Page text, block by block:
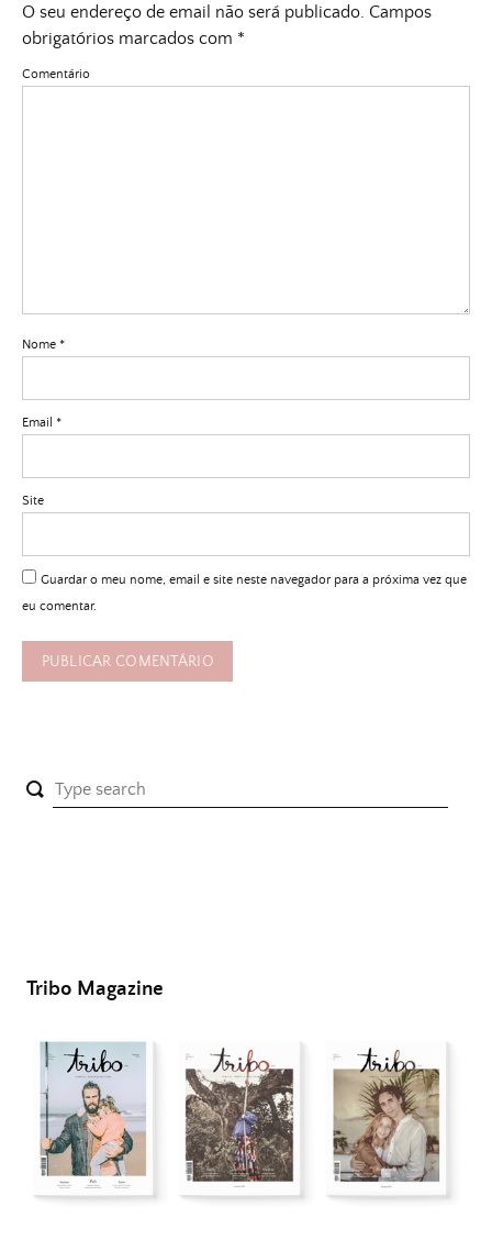
O seu endereço de email não será publicado. Campos
obrigatórios marcados com *
Comentário
Nome *
Email *
Site
Guardar o meu nome, email e site neste navegador para a próxima vez que
eu comentar.
Tribo Magazine